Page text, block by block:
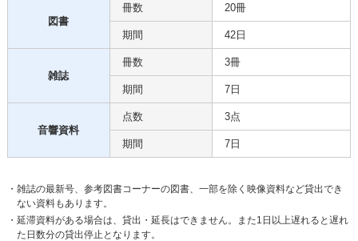
図書
冊数 20冊
期間 42日
雑誌
冊数 3冊
期間 7日
音響資料
点数 3点
期間 7日
雑誌の最新号、参考図書コーナーの図書、一部を除く映像資料など貸出でき
ない資料もあります。
延滞資料がある場合は、貸出・延長はできません。また1日以上遅れると遅れ
た日数分の貸出停止となります。